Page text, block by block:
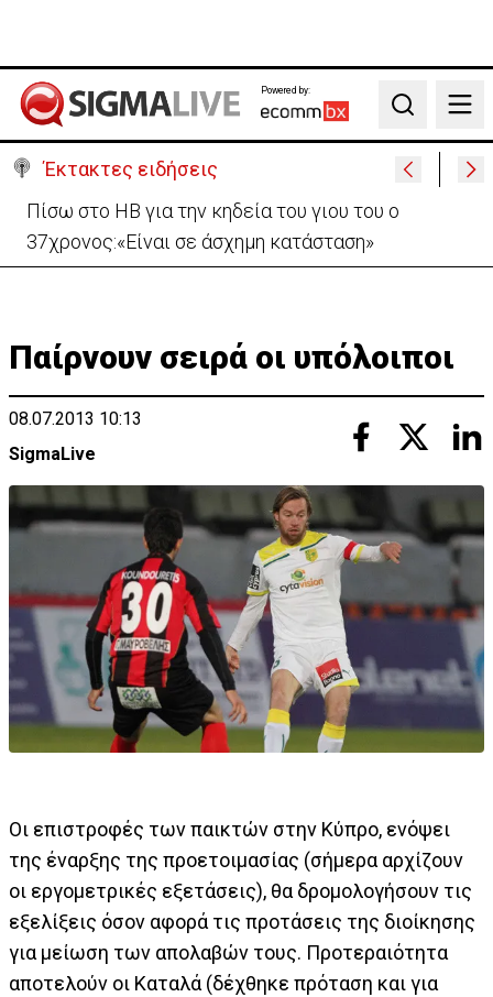
Powered by:
Search
Έκτακτες ειδήσεις
Β. Βάσεις για κεραίες: Δεν διαπιστώθηκε αυξημένη
συχνότητα εμφάνισης καρκίνου
Παίρνουν σειρά οι υπόλοιποι
08.07.2013 10:13
SigmaLive
Οι επιστροφές των παικτών στην Κύπρο, ενόψει
της έναρξης της προετοιμασίας (σήμερα αρχίζουν
οι εργομετρικές εξετάσεις), θα δρομολογήσουν τις
εξελίξεις όσον αφορά τις προτάσεις της διοίκησης
για μείωση των απολαβών τους. Προτεραιότητα
αποτελούν οι Καταλά (δέχθηκε πρόταση και για